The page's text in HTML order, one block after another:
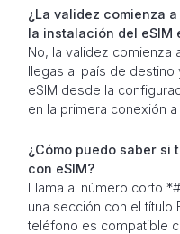
¿La validez comienza
la instalación del eSIM
No, la validez comienza
llegas al país de
eSIM desde la
en la primera conexión a
¿Cómo puedo saber si
con eSIM?
Llama al número corto
una sección con el título
teléfono es compatible